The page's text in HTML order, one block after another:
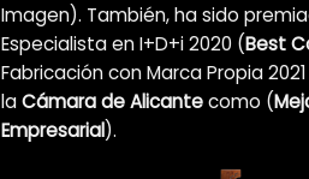
Imagen). También, ha sido
Especialista en I+D+i 2020 (Best
Fabricación con Marca Propia
laCámara de Alicantecomo (
Empresarial).